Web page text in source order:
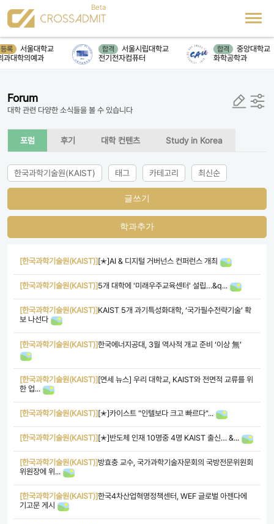
록
서울대학교
대학의예과
합격
서울시립대학교
전기전자컴퓨터
합격
중앙대학교
화학공학과
Forum
대학 관련 다양한 소식들을 볼 수 있습니다
포럼 후기 대학 컨텐츠 Study in Korea
한국과학기술원(KAIST) 태그 카테고리 최신순
글쓰기
학과추가
[한국과학기술원(KAIST)] [✭]AI & 디지털 거버넌스 컨퍼런스 개최​
[한국과학기술원(KAIST)] 5개 대학에 '미래우주교육센터' 설립…&q...
[한국과학기술원(KAIST)] KAIST 5개 과기특성화대학, ‘국가필수전략기술’ 확
보 나선다
[한국과학기술원(KAIST)]한국에너지공대, 3월 역사적 개교 준비 ‘이상 無’
[한국과학기술원(KAIST)] [연세 뉴스] 우리 대학교, KAIST와 전면적 교류를 위
한 업...
[한국과학기술원(KAIST)] [✭]카이스트 "인텔보다 크고 빠르다"...
[한국과학기술원(KAIST)] [✭]반도체 인재 10명중 4명 KAIST 출신… &...
[한국과학기술원(KAIST)] 방효충 교수, 국가과학기술자문회의 국방전문위원회
위원장에 위...
[한국과학기술원(KAIST)]한국4차산업혁명정책센터, WEF 글로벌 아젠다에
기고문 게시​